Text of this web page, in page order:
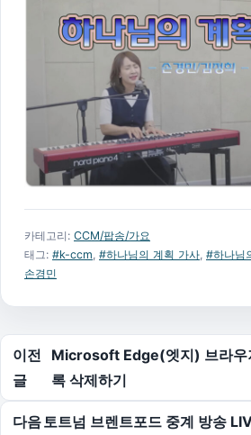
카테고리: CCM/팝송/가요
태그: #k-ccm, #하나님의 계획 가사, #하나님
손경민
글 탐색
이전
글
Microsoft Edge(엣지) 브라우
록 삭제하기
다음토트넘 브렌트포드 중계 방송